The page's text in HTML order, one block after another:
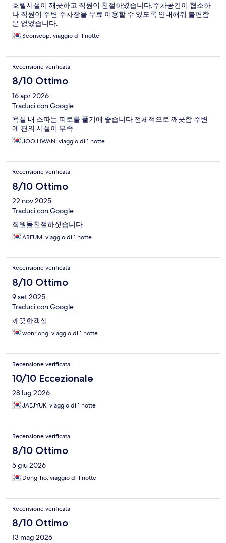
호텔시설이 깨끗하고 직원이 친절하였습니다.주차공간이 협소하
나 직원이 주변 주차장을 무료 이용할 수 있도록 안내해줘 불편함
은 없었습니다.
Seonseop, viaggio di 1 notte
Recensione verificata
8/10 Ottimo
16 apr 2026
Traduci con Google
욕실 내 스파는 피로를 풀기에 좋습니다 전체적으로 깨끗함 주변
에 편의 시설이 부족
JOO HWAN, viaggio di 1 notte
Recensione verificata
8/10 Ottimo
22 nov 2025
Traduci con Google
직원들친절하셧습니다
AREUM, viaggio di 1 notte
Recensione verificata
8/10 Ottimo
9 set 2025
Traduci con Google
깨끗한객실
wonriong, viaggio di 1 notte
Recensione verificata
10/10 Eccezionale
28 lug 2026
JAEJYUK, viaggio di 1 notte
Recensione verificata
8/10 Ottimo
5 giu 2026
Dong-ho, viaggio di 1 notte
Recensione verificata
8/10 Ottimo
13 mag 2026